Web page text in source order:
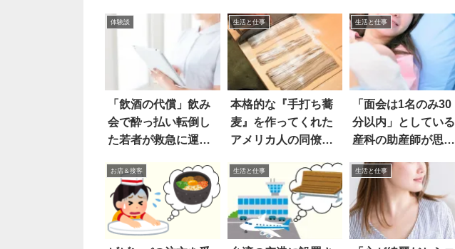
体験談
「飲酒の代償」飲み
会で酔っ払い転倒し
た若者が救急に運ば
生活と仕事
本格的な『手打ち蕎
麦』を作ってくれた
アメリカ人の同僚。
生活と仕事
「面会は1名のみ30
分以内」としている
産科の助産師が思う
お店＆接客 生活と仕事 生活と仕事